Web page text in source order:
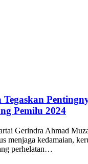
Tegaskan
Pemilu 2024
Gerindra Ahmad
menjaga kedamaian,
perhelatan…